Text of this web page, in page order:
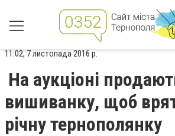
11:02, 7 листопада 2016 р.
На аукціоні
вишиванку, щоб
річну тернополянку